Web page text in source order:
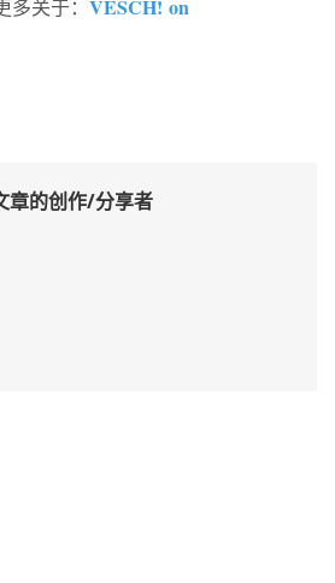
多关于： VESCH! on
章的创作/分享者